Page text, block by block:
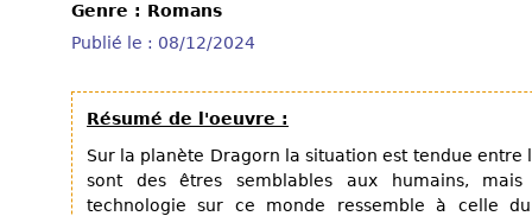
Genre : Romans
Publié le : 08/12/2024
Résumé de l'oeuvre :
Sur la planète Dragorn la situation est tendue entre
sont des êtres semblables aux humains,
technologie sur ce monde ressemble à celle